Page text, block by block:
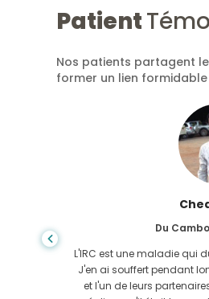
Patient
Nos patients partagent
former un lien
Du
L'IRC est une maladie qui
J'en ai souffert pendant
et l'un de leurs